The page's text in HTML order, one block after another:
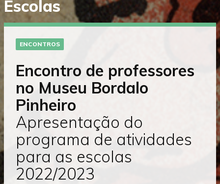
diretamente
conteúdo
Escolas
ENCONTROS
Encontro de professores
no Museu Bordalo
Pinheiro
Apresentação do
programa de atividades
para as escolas
2022/2023